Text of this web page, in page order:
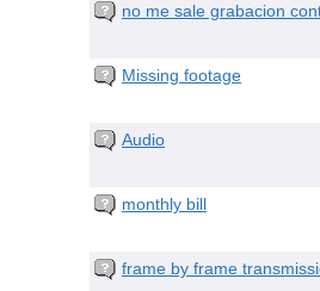
no me sale grabacion
Missing footage
Audio
monthly bill
frame by frame